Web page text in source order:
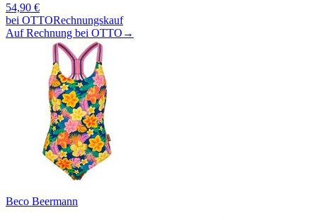
54,90 €
bei OTTORechnungskauf
Auf Rechnung bei OTTO →
Beco Beermann